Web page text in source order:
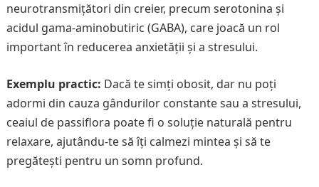
neurotransmițători din creier, precum serotonina și
acidul gama-aminobutiric (GABA), care joacă un rol
important în reducerea anxietății și a stresului.
Exemplu practic: Dacă te simți obosit, dar nu poți
adormi din cauza gândurilor constante sau a stresului,
ceaiul de passiflora poate fi o soluție naturală pentru
relaxare, ajutându-te să îți calmezi mintea și să te
pregătești pentru un somn profund.